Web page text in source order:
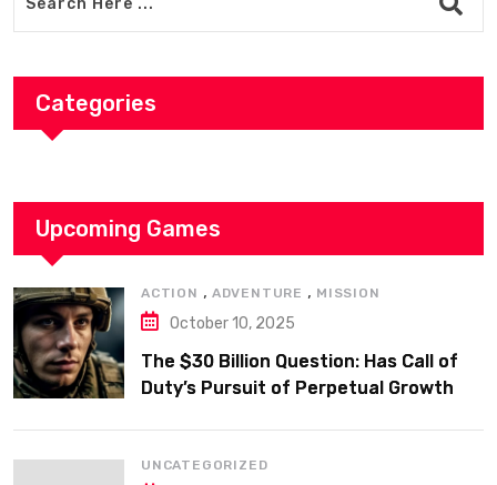
Categories
Upcoming Games
ACTION , ADVENTURE , MISSION
October 10, 2025
The $30 Billion Question: Has Call of
Duty’s Pursuit of Perpetual Growth
UNCATEGORIZED